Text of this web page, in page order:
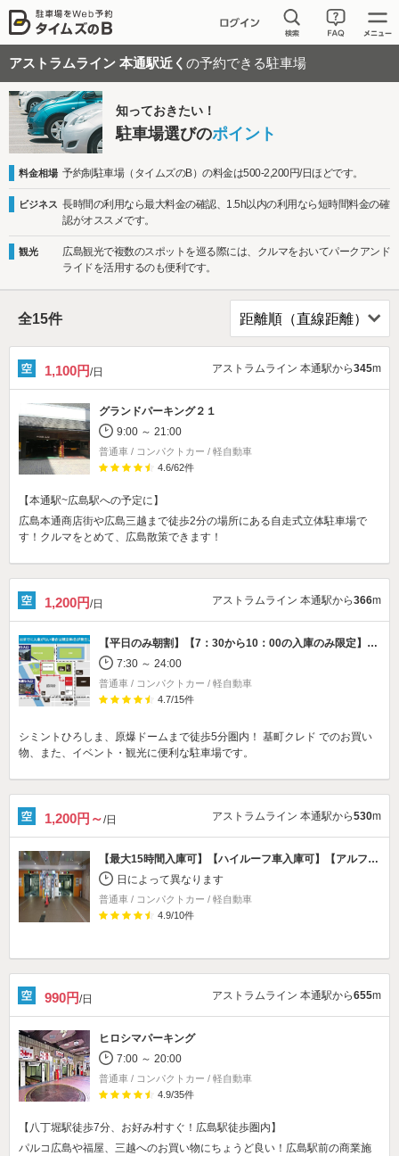
アストラムライン 本通駅近く の予約できる駐車場
知っておきたい！
駐車場選びのポイント
料金相場 予約制駐車場（タイムズのB）の料金は500-2,200円/日ほどです。
ビジネス 長時間の利用なら最大料金の確認、1.5h以内の利用なら短時間料金の確
認がオススメです。
観光
広島観光で複数のスポットを巡る際には、クルマをおいてパークアンド
ライドを活用するのも便利です。
全15件
1,100円/日 アストラムライン 本通駅から345m
グランドパーキング２１
9:00 ～ 21:00
普通車 / コンパクトカー / 軽自動車
4.6/62件
【本通駅~広島駅への予定に】
広島本通商店街や広島三越まで徒歩2分の場所にある自走式立体駐車場で
す！クルマをとめて、広島散策できます！
1,200円/日 アストラムライン 本通駅から366m
【平日のみ朝割】【7：30から10：00の入庫のみ限定】【車高155cm以下】
7:30 ～ 24:00
普通車 / コンパクトカー / 軽自動車
4.7/15件
シミントひろしま、原爆ドームまで徒歩5分圏内！ 基町クレド でのお買い
物、また、イベント・観光に便利な駐車場です。
1,200円～/日 アストラムライン 本通駅から530m
【最大15時間入庫可】【ハイルーフ車入庫可】【アルファード・ヴェルファイア入庫可】【※改造車は入庫できません】
日によって異なります
普通車 / コンパクトカー / 軽自動車
4.9/10件
990円/日 アストラムライン 本通駅から655m
ヒロシマパーキング
7:00 ～ 20:00
普通車 / コンパクトカー / 軽自動車
4.9/35件
【八丁堀駅徒歩7分、お好み村すぐ！広島駅徒歩圏内】
パルコ広島や福屋、三越へのお買い物にちょうど良い！広島駅前の商業施